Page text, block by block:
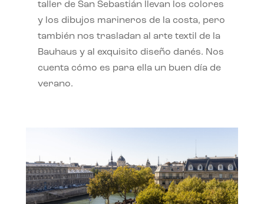
taller de San Sebastián llevan los colores
y los dibujos marineros de la costa, pero
también nos trasladan al arte textil de la
Bauhaus y al exquisito diseño danés. Nos
cuenta cómo es para ella un buen día de
verano.